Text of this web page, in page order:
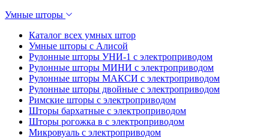
Умные шторы
Каталог всех умных штор
Умные шторы с Алисой
Рулонные шторы УНИ-1 с электроприводом
Рулонные шторы МИНИ с электроприводом
Рулонные шторы МАКСИ с электроприводом
Рулонные шторы двойные с электроприводом
Римские шторы с электроприводом
Шторы бархатные с электроприводом
Шторы рогожка в с электроприводом
Микровуаль с электроприводом